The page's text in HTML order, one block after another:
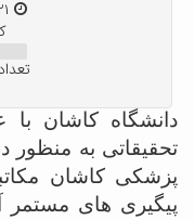
تعداد
دانشگاه کاشان
تحقیقاتی به منظور
پزشکی کاشان
پیگیری های مستمر